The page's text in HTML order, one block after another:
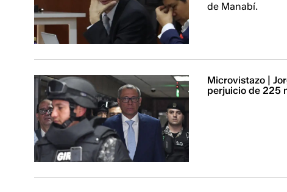
de Manabí.
Microvistazo |
perjuicio de 225